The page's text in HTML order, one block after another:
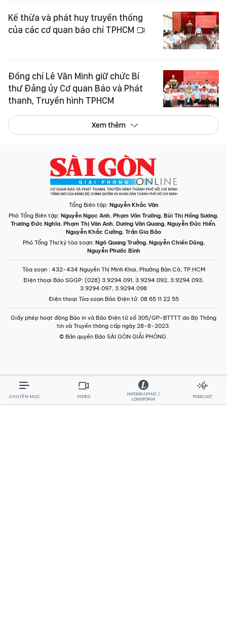
Kế thừa và phát huy truyền thống
của các cơ quan báo chí TPHCM
Đồng chí Lê Văn Minh giữ chức Bí
thư Đảng ủy Cơ quan Báo và Phát
thanh, Truyền hình TPHCM
Xem thêm
Tổng Biên tập: Nguyễn Khắc Văn
Phó Tổng Biên tập: Nguyễn Ngọc Anh, Phạm Văn Trường, Bùi Thị Hồng Sương,
Trương Đức Nghĩa, Phạm Thị Vân Anh, Dương Văn Quang, Nguyễn Đức Hiển,
Nguyễn Khắc Cường, Trần Gia Bảo
Phó Tổng Thư ký tòa soạn: Ngô Quang Trưởng, Nguyễn Chiến Dũng,
Nguyễn Phước Bình
Tòa soạn : 432-434 Nguyễn Thị Minh Khai, Phường Bàn Cờ, TP.HCM
Điện thoại Báo SGGP: (028) 3.9294.091, 3.9294.092, 3.9294.093,
3.9294.097, 3.9294.098
Điện thoại Tòa soạn Báo Điện tử: 08 65 11 22 55
Giấy phép hoạt động Báo in và Báo Điện tử số 305/GP-BTTTT do Bộ Thông
tin và Truyền thông cấp ngày 28-8-2023.
© Bản quyền Báo SÀI GÒN GIẢI PHÓNG.
CHUYÊN MỤC VIDEO
INFOGRAPHIC /
LONGFORM
PODCAST